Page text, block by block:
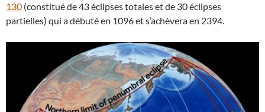
130 (constitué de 43 éclipses totales et de 30 éclipses
partielles) qui a débuté en 1096 et s’achèvera en 2394.